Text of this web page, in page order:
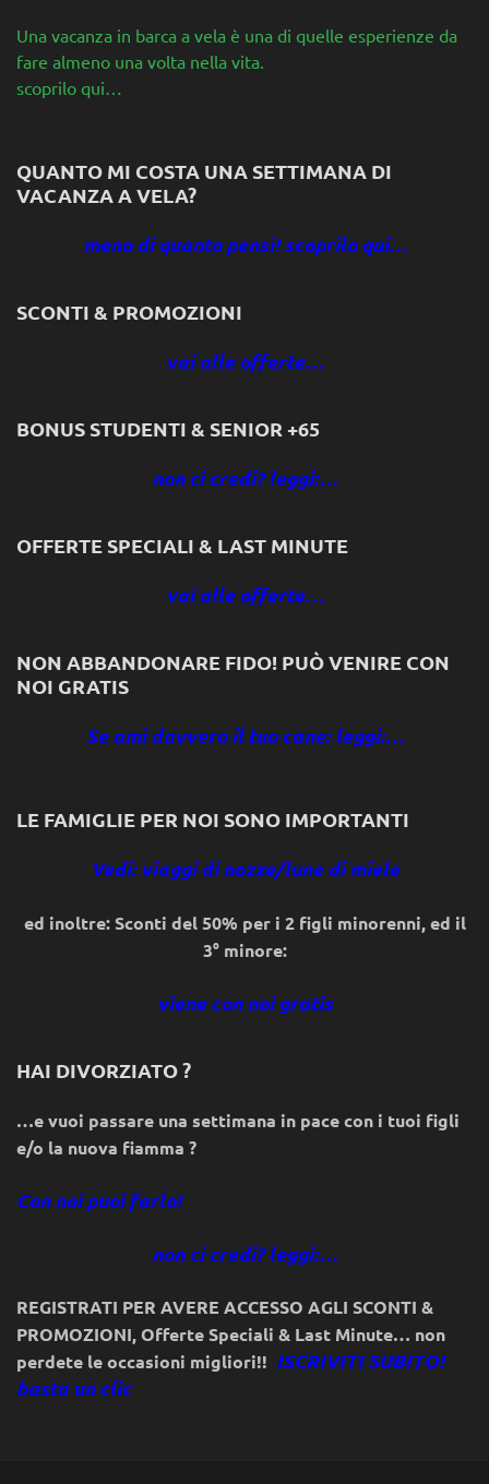
Una vacanza in barca a vela è una di quelle esperienze da
fare almeno una volta nella vita.
scoprilo qui…
QUANTO MI COSTA UNA SETTIMANA DI
VACANZA A VELA?
meno di quanto pensi! scoprilo qui…
SCONTI & PROMOZIONI
vai alle offerte…
BONUS STUDENTI & SENIOR +65
non ci credi? leggi:…
OFFERTE SPECIALI & LAST MINUTE
vai alle offerte…
NON ABBANDONARE FIDO! PUÒ VENIRE CON
NOI GRATIS
Se ami davvero il tuo cane: leggi:…
LE FAMIGLIE PER NOI SONO IMPORTANTI
Vedi: viaggi di nozze/lune di miele
ed inoltre: Sconti del 50% per i 2 figli minorenni, ed il
3° minore:
viene con noi gratis
HAI DIVORZIATO ?
…e vuoi passare una settimana in pace con i tuoi figli
e/o la nuova fiamma ?
Con noi puoi farlo!
non ci credi? leggi:…
REGISTRATI PER AVERE ACCESSO AGLI SCONTI &
PROMOZIONI,Offerte Speciali & Last Minute… non
perdete le occasioni migliori!! ISCRIVITI SUBITO!
basta un clic